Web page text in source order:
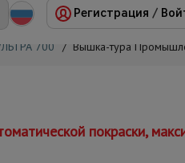
Регистрация /
700 / Вышка-тура
покраски,